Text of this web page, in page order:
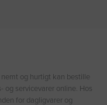
og hurtigt kan bestille
og servicevarer online. Hos
for dagligvarer og